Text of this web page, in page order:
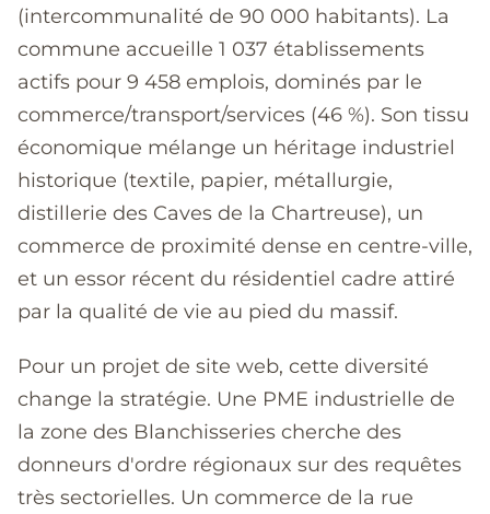
(intercommunalité de 90 000 habitants). La
commune accueille 1 037 établissements
actifs pour 9 458 emplois, dominés par le
commerce/transport/services (46 %). Son tissu
économique mélange un héritage industriel
historique (textile, papier, métallurgie,
distillerie des Caves de la Chartreuse), un
commerce de proximité dense en centre-ville,
et un essor récent du résidentiel cadre attiré
par la qualité de vie au pied du massif.
Pour un projet de site web, cette diversité
change la stratégie. Une PME industrielle de
la zone des Blanchisseries cherche des
donneurs d'ordre régionaux sur des requêtes
très sectorielles. Un commerce de la rue